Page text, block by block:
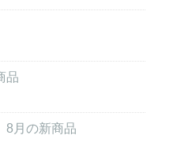
品
月の新商品